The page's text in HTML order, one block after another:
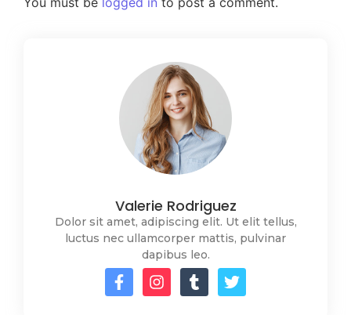
Valerie Rodriguez
Dolor sit amet, adipiscing elit. Ut elit tellus,
luctus nec ullamcorper mattis, pulvinar
dapibus leo.